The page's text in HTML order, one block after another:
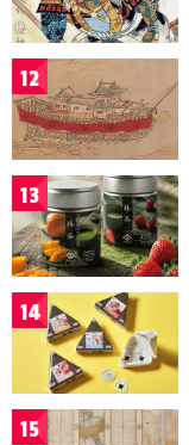
12
13
14
15